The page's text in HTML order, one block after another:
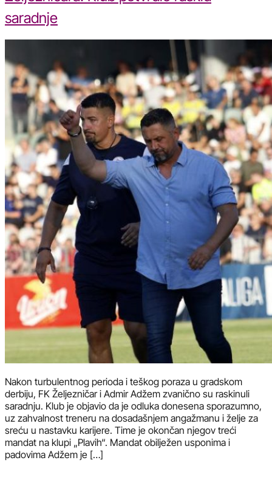
saradnje
Nakon turbulentnog perioda i teškog poraza u gradskom
derbiju, FK Željezničar i Admir Adžem zvanično su raskinuli
saradnju. Klub je objavio da je odluka donesena sporazumno,
uz zahvalnost treneru na dosadašnjem angažmanu i želje za
sreću u nastavku karijere. Time je okončan njegov treći
mandat na klupi „Plavih“. Mandat obilježen usponima i
padovima Adžem je […]